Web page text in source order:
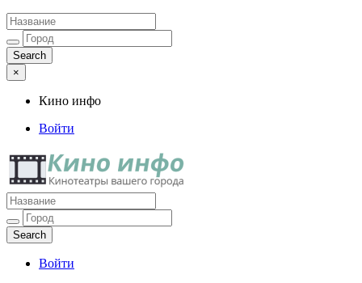
×
Кино инфо
Войти
Кино инфо
Кинотеатры вашего города
Войти